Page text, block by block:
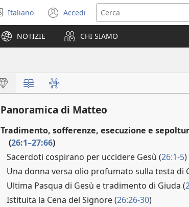
Seleziona
la
lingua
Italiano Accedi
(apre
una
nuova
finestra)
NOTIZIE CHI SIAMO
Panoramica di Matteo
Tradimento, sofferenze, esecuzione e
(26:1–27:66)
Sacerdoti cospirano per uccidere Gesù (26:1-5)
Una donna versa olio profumato sulla testa di
Ultima Pasqua di Gesù e tradimento di Giuda (
Istituita la Cena del Signore (26:26-30)